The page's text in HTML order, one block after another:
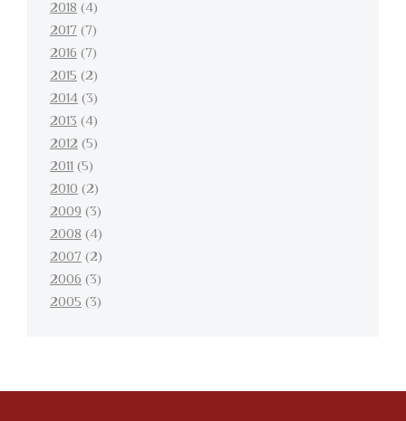
2018(4)
2017(7)
2016(7)
2015(2)
2014(3)
2013(4)
2012(5)
2011(5)
2010(2)
2009(3)
2008(4)
2007(2)
2006(3)
2005(3)